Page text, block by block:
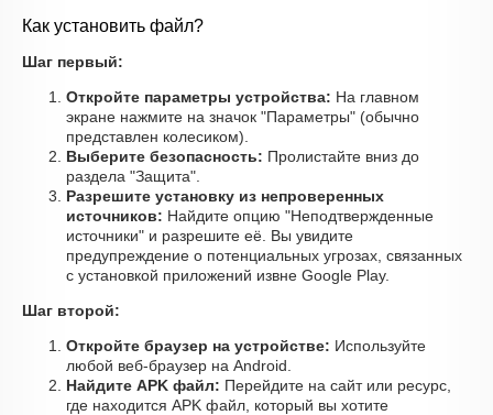
Как установить файл?
Шаг первый:
Откройте параметры устройства: На главном
экране нажмите на значок "Параметры" (обычно
представлен колесиком).
Выберите безопасность: Пролистайте вниз до
раздела "Защита".
Разрешите установку из непроверенных
источников: Найдите опцию "Неподтвержденные
источники" и разрешите её. Вы увидите
предупреждение о потенциальных угрозах, связанных
с установкой приложений извне Google Play.
Шаг второй:
Откройте браузер на устройстве: Используйте
любой веб-браузер на Android.
Найдите APK файл: Перейдите на сайт или ресурс,
где находится APK файл, который вы хотите